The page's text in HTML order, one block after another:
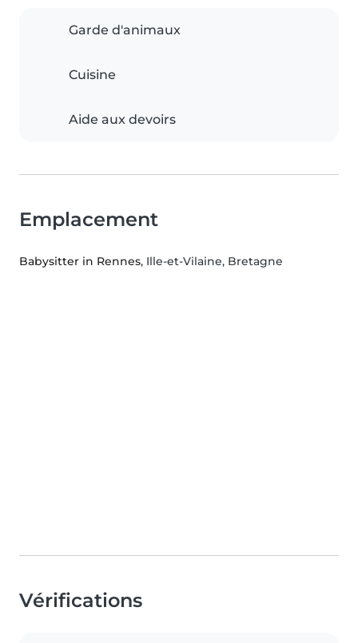
Garde d'animaux
Cuisine
Aide aux devoirs
Emplacement
Babysitter in Rennes, Ille-et-Vilaine, Bretagne
Vérifications